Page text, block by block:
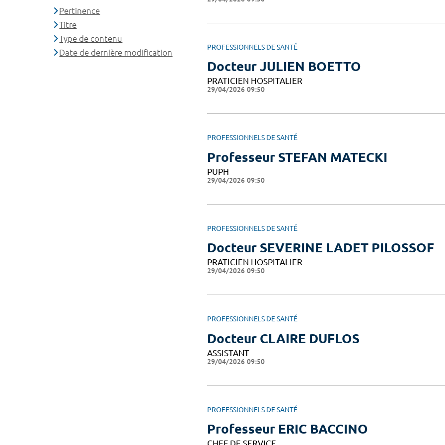
PROFESSIONNELS DE SANTÉ
Docteur JULIEN BOETTO
PRATICIEN HOSPITALIER
29/04/2026 09:50
PROFESSIONNELS DE SANTÉ
Professeur STEFAN MATECKI
PUPH
29/04/2026 09:50
PROFESSIONNELS DE SANTÉ
Docteur SEVERINE LADET PILOSSOF
PRATICIEN HOSPITALIER
29/04/2026 09:50
PROFESSIONNELS DE SANTÉ
Docteur CLAIRE DUFLOS
ASSISTANT
29/04/2026 09:50
PROFESSIONNELS DE SANTÉ
Professeur ERIC BACCINO
Pertinence
Titre
Type de contenu
Date de dernière modification